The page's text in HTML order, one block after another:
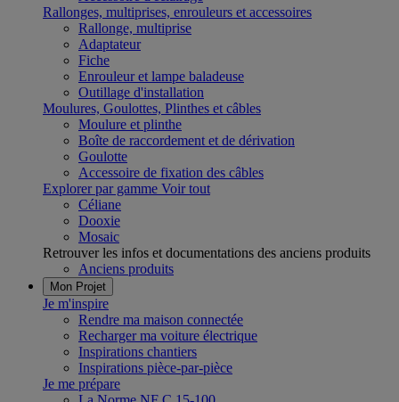
Rallonges, multiprises, enrouleurs et accessoires
Rallonge, multiprise
Adaptateur
Fiche
Enrouleur et lampe baladeuse
Outillage d'installation
Moulures, Goulottes, Plinthes et câbles
Moulure et plinthe
Boîte de raccordement et de dérivation
Goulotte
Accessoire de fixation des câbles
Explorer par gamme Voir tout
Céliane
Dooxie
Mosaic
Retrouver les infos et documentations des anciens produits
Anciens produits
Mon Projet
Je m'inspire
Rendre ma maison connectée
Recharger ma voiture électrique
Inspirations chantiers
Inspirations pièce-par-pièce
Je me prépare